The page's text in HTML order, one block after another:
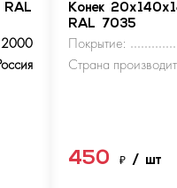
2000
Конек
RAL 7035
Покрытие:
Страна
450 ₽ / шт